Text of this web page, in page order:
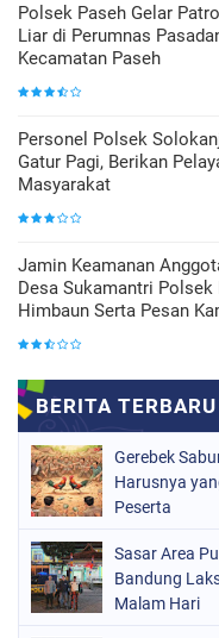
Polsek Paseh Gelar
Liar di Perumnas
Kecamatan Paseh
Personel Polsek
Gatur Pagi, Berikan
Masyarakat
Jamin Keamanan
Desa Sukamantri Polsek
Himbaun Serta Pesan
Gerebek
Harusnya
Peserta
Sasar Area
Bandung
Malam Hari